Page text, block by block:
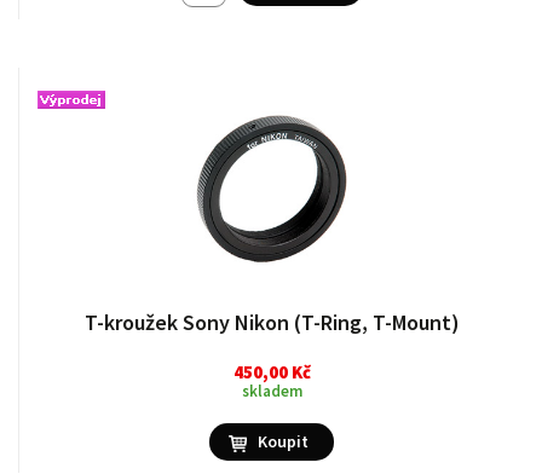
T-kroužek Sony Nikon (T-Ring, T-Mount)
450,00 Kč
skladem
Koupit